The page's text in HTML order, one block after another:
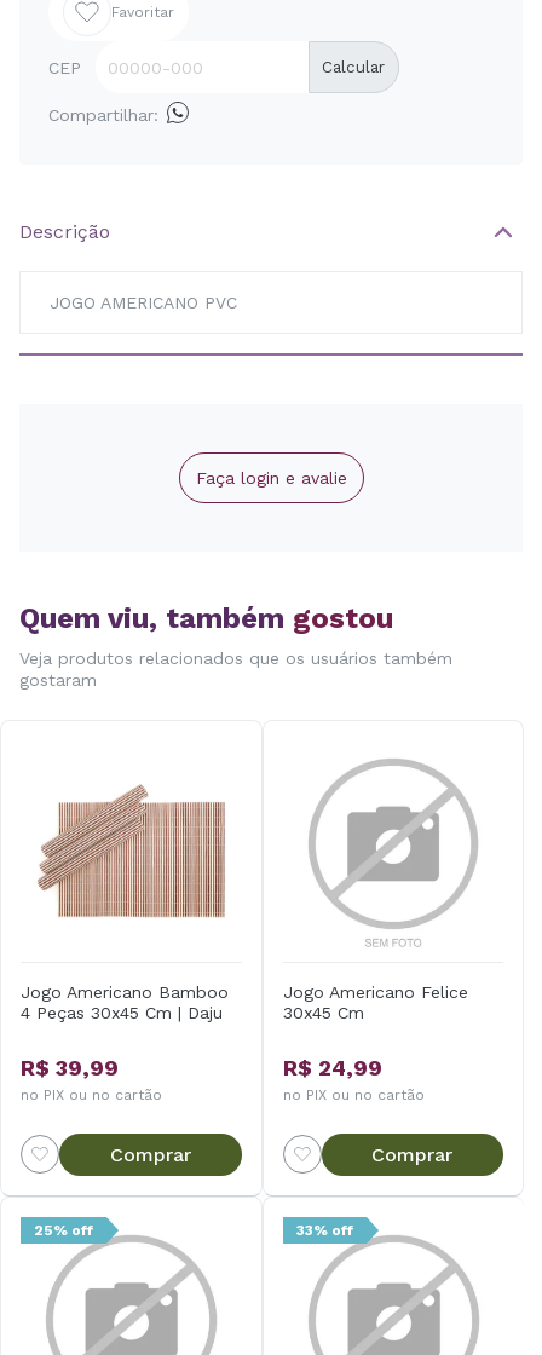
Favoritar
CEP Calcular
Compartilhar:
Descrição
JOGO AMERICANO PVC
Faça login e avalie
Quem viu, também gostou
Veja produtos relacionados que os usuários também
gostaram
Jogo Americano Bamboo
4 Peças 30x45 Cm | Daju
R$ 39,99
no PIX ou no cartão
Comprar
Jogo Americano Felice
30x45 Cm
R$ 24,99
no PIX ou no cartão
Comprar
25% off 33% off